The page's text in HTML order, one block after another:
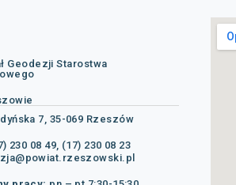
Geodezji Starostwa
7, 35-069 Rzeszów
230 08 49, (17) 230 08 23